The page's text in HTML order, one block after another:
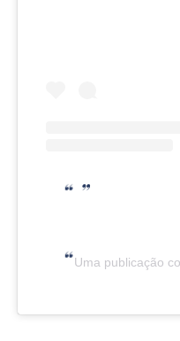
Uma publicação